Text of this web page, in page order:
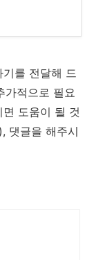
를 전달해 드
가적으로 필요
도움이 될 것
댓글을 해주시